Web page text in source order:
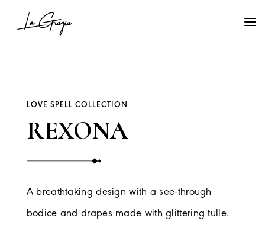
LOVE SPELL COLLECTION
REXONA
A breathtaking design with a see-through
bodice and drapes made with glittering tulle.